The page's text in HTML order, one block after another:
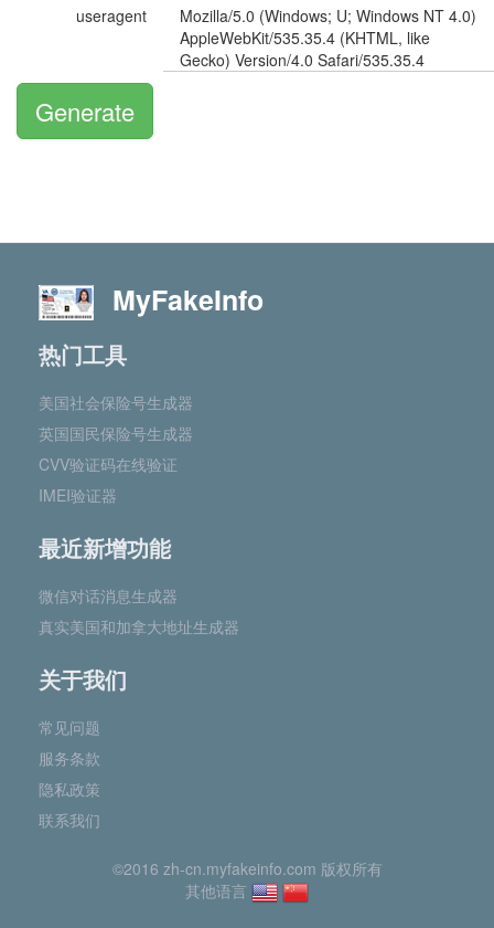
useragent
Mozilla/5.0 (Windows; U; Windows NT 4.0)
AppleWebKit/535.35.4 (KHTML, like
Gecko) Version/4.0 Safari/535.35.4
Generate
MyFakeInfo
热门工具
美国社会保险号生成器
英国国民保险号生成器
CVV验证码在线验证
IMEI验证器
最近新增功能
微信对话消息生成器
真实美国和加拿大地址生成器
关于我们
常见问题
服务条款
隐私政策
联系我们
©2016 zh-cn.myfakeinfo.com 版权所有
其他语言